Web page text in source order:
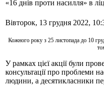
«16 днів проти насилля» в
Вівторок, 13 грудня 2022,
Кожного року з 25 листопада до 10
У рамках цієї акції були
консультації про проблеми
людини, а десятикласники